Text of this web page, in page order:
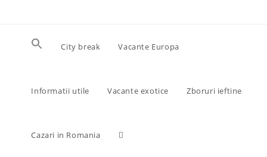
City break Vacante Europa
Informatii utile Vacante exotice Zboruri ieftine
Cazari in Romania Toggle